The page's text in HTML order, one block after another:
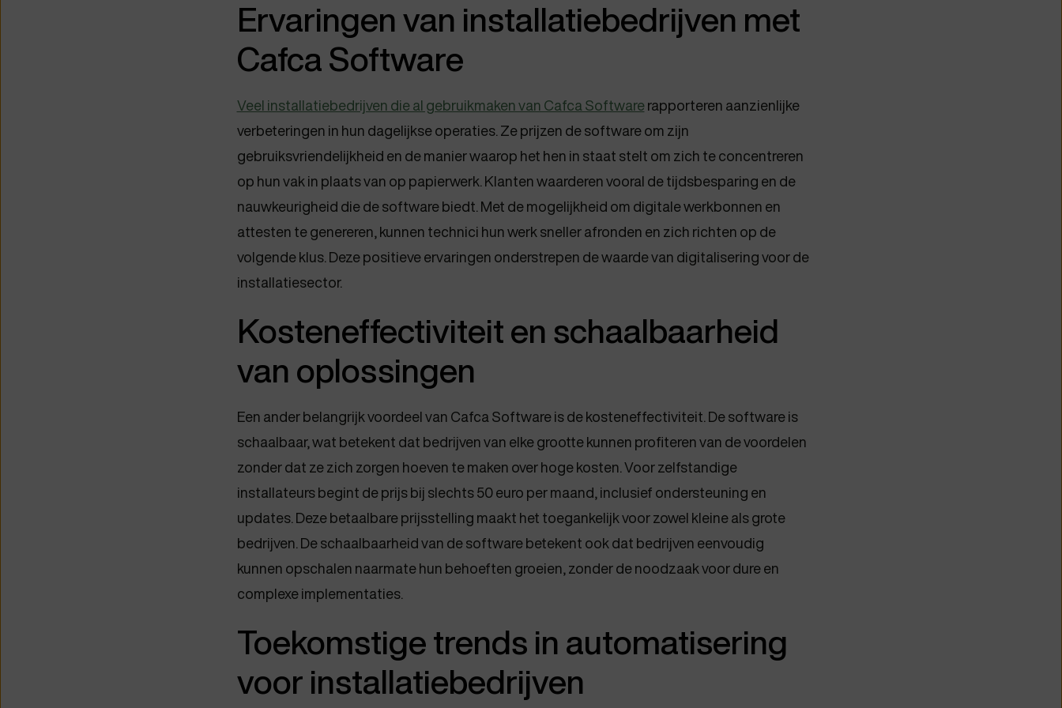
Ervaringen van installatiebedrijven met
Cafca Software
Veel installatiebedrijven die al gebruikmaken van Cafca Softwarerapporteren aanzienlijke
verbeteringen in hun dagelijkse operaties. Ze prijzen de software om zijn
gebruiksvriendelijkheid en de manier waarop het hen in staat stelt om zich te concentreren
op hun vak in plaats van op papierwerk. Klanten waarderen vooral de tijdsbesparing en de
nauwkeurigheid die de software biedt. Met de mogelijkheid om digitale werkbonnen en
attesten te genereren, kunnen technici hun werk sneller afronden en zich richten op de
volgende klus. Deze positieve ervaringen onderstrepen de waarde van digitalisering voor de
installatiesector.
Kosteneffectiviteit en schaalbaarheid
van oplossingen
Een ander belangrijk voordeel van Cafca Software is de kosteneffectiviteit. De software is
schaalbaar, wat betekent dat bedrijven van elke grootte kunnen profiteren van de voordelen
zonder dat ze zich zorgen hoeven te maken over hoge kosten. Voor zelfstandige
installateurs begint de prijs bij slechts 50 euro per maand, inclusief ondersteuning en
updates. Deze betaalbare prijsstelling maakt het toegankelijk voor zowel kleine als grote
bedrijven. De schaalbaarheid van de software betekent ook dat bedrijven eenvoudig
kunnen opschalen naarmate hun behoeften groeien, zonder de noodzaak voor dure en
complexe implementaties.
Toekomstige trends in automatisering
voor installatiebedrijven